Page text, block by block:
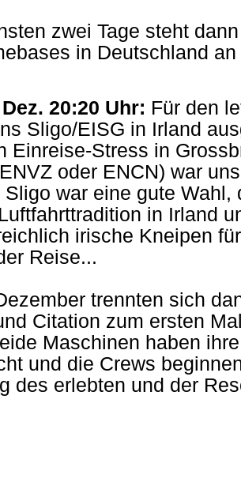
zwei Tage steht
in Deutschland
20:20 Uhr: Für den
Sligo/EISG in Irland
Einreise-Stress in
oder ENCN) war
war eine gute
in Irland
irische Kneipen
Reise...
trennten sich
Citation zum ersten
Maschinen haben
und die Crews
des erlebten und der